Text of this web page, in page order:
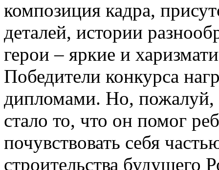
композиция кадра,
деталей, истории
герои – яркие и
Победители конкурса
дипломами. Но, пожалуй,
стало то, что он помог
почувствовать себя
строительства будущего